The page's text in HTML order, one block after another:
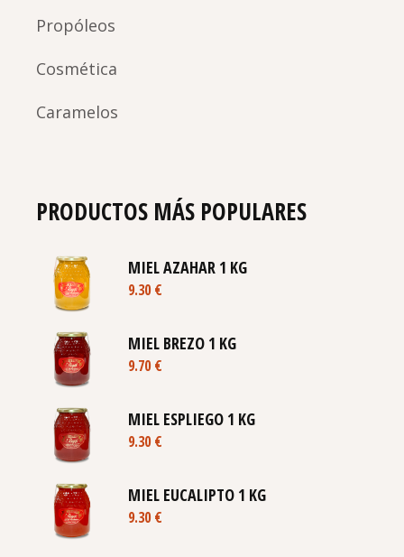
Propóleos
Cosmética
Caramelos
PRODUCTOS MÁS POPULARES
MIEL AZAHAR 1 KG
9.30€
MIEL BREZO 1 KG
9.70€
MIEL ESPLIEGO 1 KG
9.30€
MIEL EUCALIPTO 1 KG
9.30€